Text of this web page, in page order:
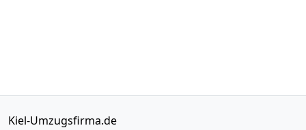
Kiel-Umzugsfirma.de